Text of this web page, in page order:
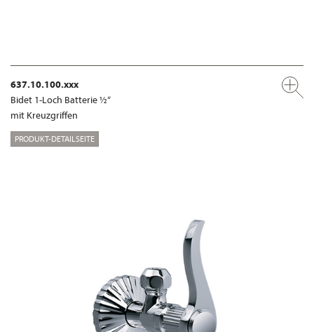
637.10.100.xxx
Bidet 1-Loch Batterie ½“
mit Kreuzgriffen
PRODUKT-DETAILSEITE